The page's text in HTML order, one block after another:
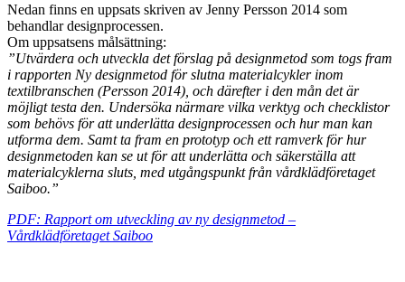
Nedan finns en uppsats skriven av Jenny Persson 2014 som
behandlar designprocessen.
Om uppsatsens målsättning:
”Utvärdera och utveckla det förslag på designmetod som togs fram
i rapporten Ny designmetod för slutna materialcykler inom
textilbranschen (Persson 2014), och därefter i den mån det är
möjligt testa den. Undersöka närmare vilka verktyg och checklistor
som behövs för att underlätta designprocessen och hur man kan
utforma dem. Samt ta fram en prototyp och ett ramverk för hur
designmetoden kan se ut för att underlätta och säkerställa att
materialcyklerna sluts, med utgångspunkt från vårdklädföretaget
Saiboo.”
PDF: Rapport om utveckling av ny designmetod –
Vårdklädföretaget Saiboo